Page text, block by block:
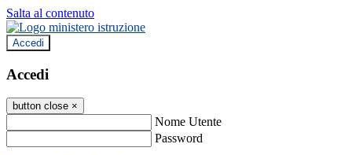
Salta al contenuto
Accedi
Accedi
button close ×
Nome Utente
Password